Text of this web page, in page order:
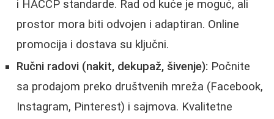
i HACCP standarde. Rad od kuće je moguć, ali
prostor mora biti odvojen i adaptiran. Online
promocija i dostava su ključni.
Ručni radovi (nakit, dekupaž, šivenje): Počnite
sa prodajom preko društvenih mreža (Facebook,
Instagram, Pinterest) i sajmova. Kvalitetne